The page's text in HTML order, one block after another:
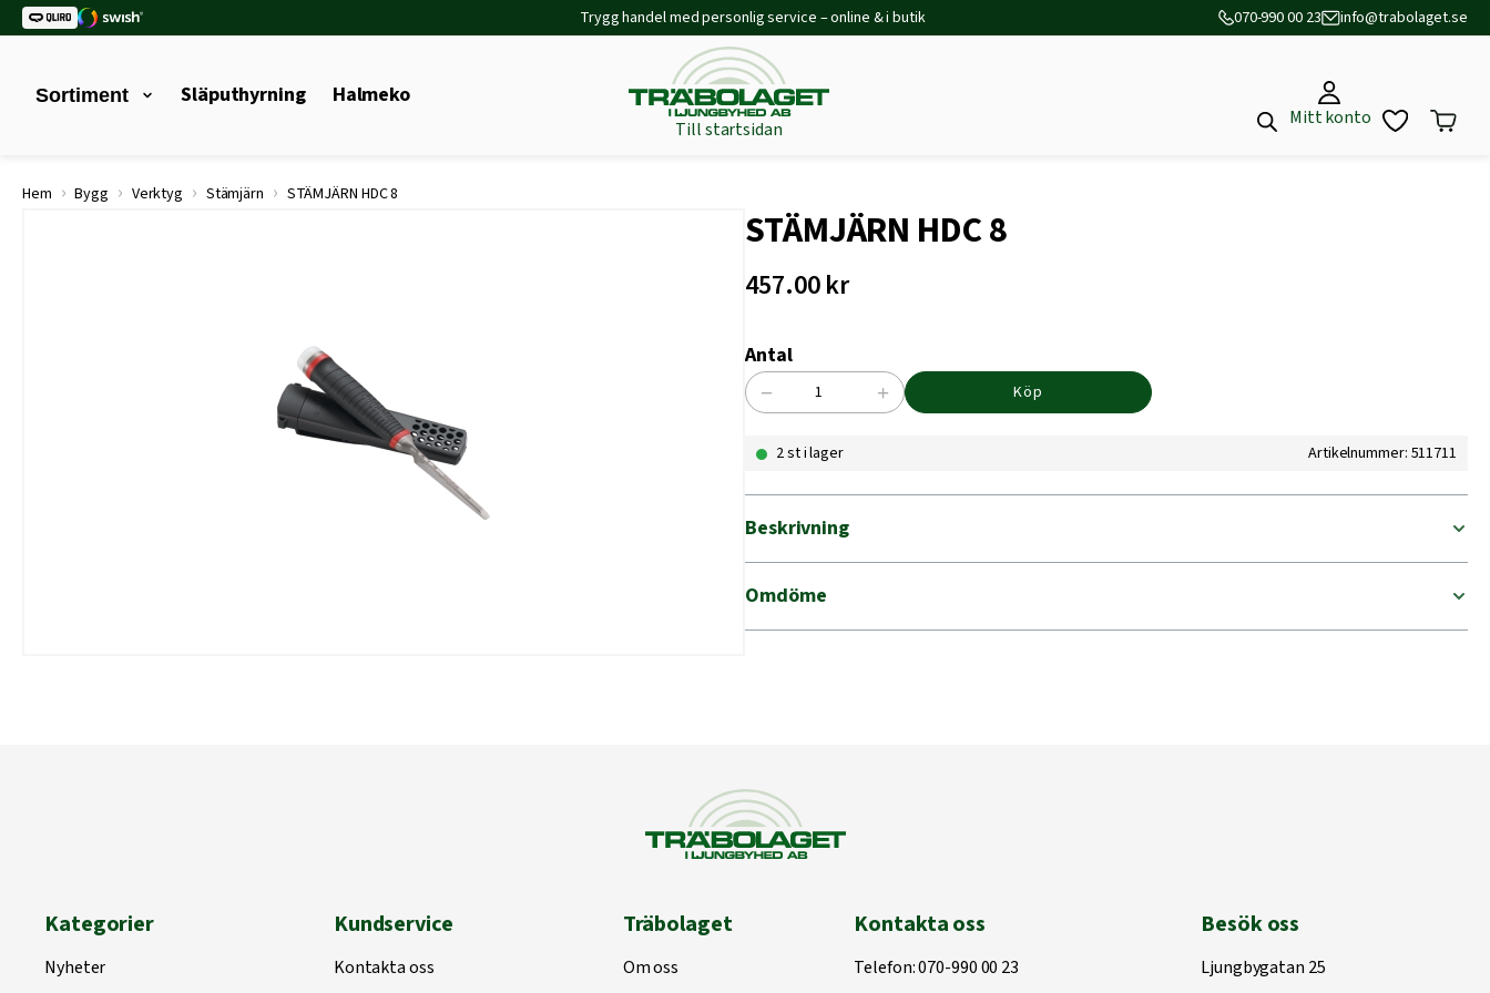
Trygg handel med personlig service – online & i butik 070-990 00 23 info@trabolaget.se
Sortiment Släputhyrning Halmeko
Till startsidan
Mitt konto
Hem › Bygg › Verktyg › Stämjärn › STÄMJÄRN HDC 8
STÄMJÄRN HDC 8
457.00kr
Antal
STÄMJÄRN
− + Köp
2 st i lager Artikelnummer: 511711
Beskrivning
Omdöme
Kategorier
Nyheter
Kundservice
Kontakta oss
Träbolaget
Om oss
Kontakta oss
Telefon:070-990 00 23
Besök oss
Ljungbygatan 25